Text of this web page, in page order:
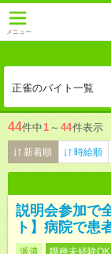
メニュー
正雀のバイト一覧
44件中1 ～ 44件表示
新着順 時給順
説明会参加で
ト】病院で患
派遣 職種未経験OK